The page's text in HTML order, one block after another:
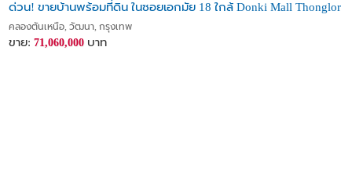
ด่วน! ขายบ้านพร้อมที่ดิน ในซอยเอกมัย 18 ใกล้ Donki Mall Thonglor
คลองตันเหนือ, วัฒนา, กรุงเทพ
ขาย: 71,060,000 บาท